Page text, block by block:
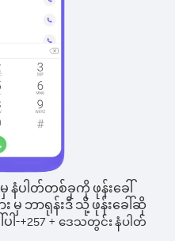
နံပါတ်တစ်ခုကို ဖုန်းခေါ်
မှ ဘာရုန်းဒီ သို့ ဖုန်းခေါ်ဆို
ါ-+257+ ဒေသတွင်း နံပါတ်